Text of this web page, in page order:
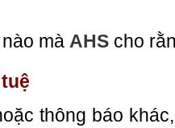
mà AHS cho
thông báo